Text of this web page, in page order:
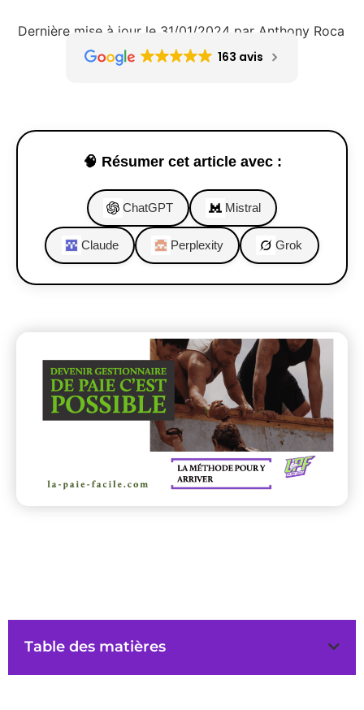
Dernière mise à jour le 31/01/2024 par Anthony Roca
163 avis
🧠 Résumer cet article avec :
ChatGPT Mistral
Claude Perplexity Grok
Table des matières